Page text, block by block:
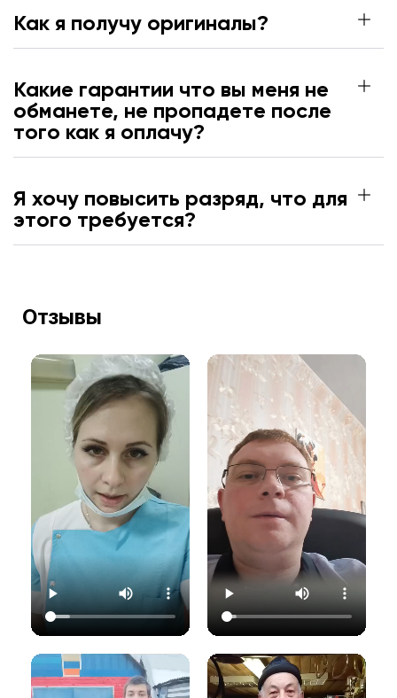
Как я получу оригиналы?
Какие гарантии что вы меня не
обманете, не пропадете после
того как я оплачу?
Я хочу повысить разряд, что для
этого требуется?
Отзывы